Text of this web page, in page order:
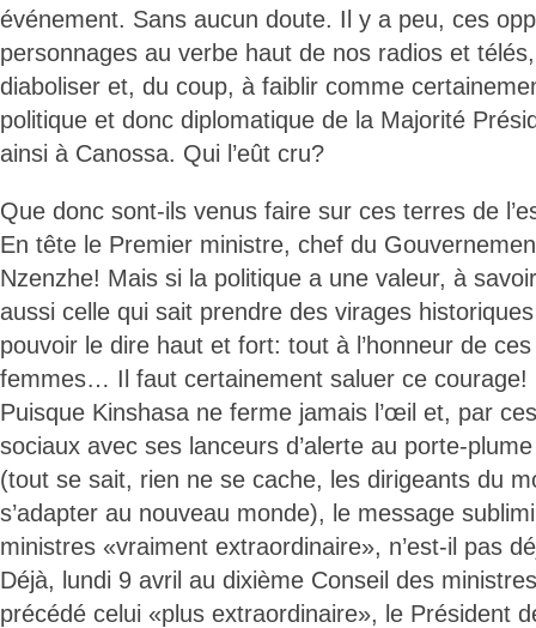
événement. Sans aucun doute. Il y a peu, ces
personnages au verbe haut de nos radios et
diaboliser et, du coup, à faiblir comme
politique et donc diplomatique de la Majorité
ainsi à Canossa. Qui l’eût cru?
Que donc sont-ils venus faire sur ces terres de
En tête le Premier ministre, chef du
Nzenzhe! Mais si la politique a une valeur, à
aussi celle qui sait prendre des virages
pouvoir le dire haut et fort: tout à l’honneur de
femmes… Il faut certainement saluer ce courage!
Puisque Kinshasa ne ferme jamais l’œil et, par
sociaux avec ses lanceurs d’alerte au porte-
(tout se sait, rien ne se cache, les dirigeants du
s’adapter au nouveau monde), le message
ministres «vraiment extraordinaire», n’est-il pas
Déjà, lundi 9 avril au dixième Conseil des
précédé celui «plus extraordinaire», le Président